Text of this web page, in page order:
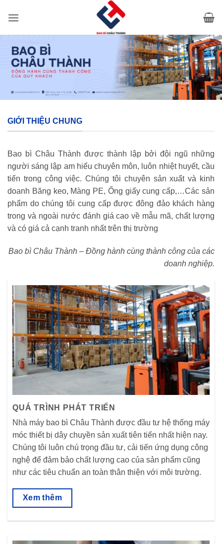
qua
GIỚI THIỆU CHUNG
Bao bì Châu Thành được thành lập bởi đội ngũ những
người sáng lập am hiểu chuyên môn, luôn nhiệt huyết, cầu
tiến trong công việc. Chúng tôi chuyên sản xuất và kinh
doanh Băng keo, Màng PE, Ống giấy cung cấp,…Các sản
phẩm do chúng tôi cung cấp được đông đảo khách hàng
trong và ngoài nước đánh giá cao về mẫu mã, chất lượng
và có giá cả cạnh tranh nhất trên thị trường
Bao bì Châu Thành – Đồng hành cùng thành công của các
doanh nghiệp.
QUÁ TRÌNH PHÁT TRIỂN
Nhà máy bao bì Châu Thành được đầu tư hệ thống máy
móc thiết bị dây chuyền sản xuất tiên tiến nhất hiện nay.
Chúng tôi luôn chú trọng đầu tư, cải tiến ứng dụng công
nghệ để đảm bảo chất lượng cao của sản phẩm cũng
như các tiêu chuẩn an toàn thân thiện với môi trường.
Xem thêm